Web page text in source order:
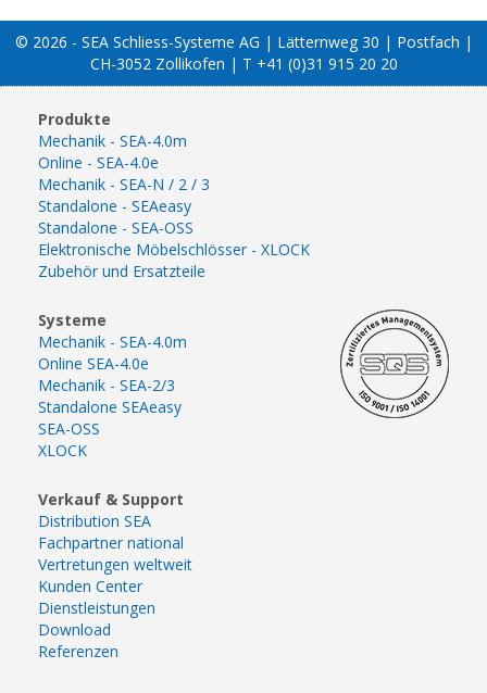
© 2026 - SEA Schliess-Systeme AG | Lätternweg 30 | Postfach |
CH-3052 Zollikofen | T +41 (0)31 915 20 20
Produkte
Mechanik - SEA-4.0m
Online - SEA-4.0e
Mechanik - SEA-N / 2 / 3
Standalone - SEAeasy
Standalone - SEA-OSS
Elektronische Möbelschlösser - XLOCK
Zubehör und Ersatzteile
Systeme
Mechanik - SEA-4.0m
Online SEA-4.0e
Mechanik - SEA-2/3
Standalone SEAeasy
SEA-OSS
XLOCK
Verkauf & Support
Distribution SEA
Fachpartner national
Vertretungen weltweit
Kunden Center
Dienstleistungen
Download
Referenzen